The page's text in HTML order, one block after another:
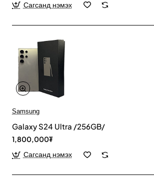
Сагсанд нэмэх
Samsung
Galaxy S24 Ultra /256GB/
1,800,000₮
Сагсанд нэмэх